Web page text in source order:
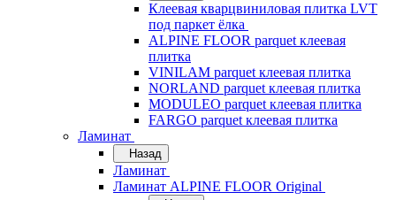
Клеевая кварцвиниловая плитка LVT
под паркет ёлка
ALPINE FLOOR parquet клеевая
плитка
VINILAM parquet клеевая плитка
NORLAND parquet клеевая плитка
MODULEO parquet клеевая плитка
FARGO parquet клеевая плитка
Ламинат
Назад
Ламинат
Ламинат ALPINE FLOOR Original